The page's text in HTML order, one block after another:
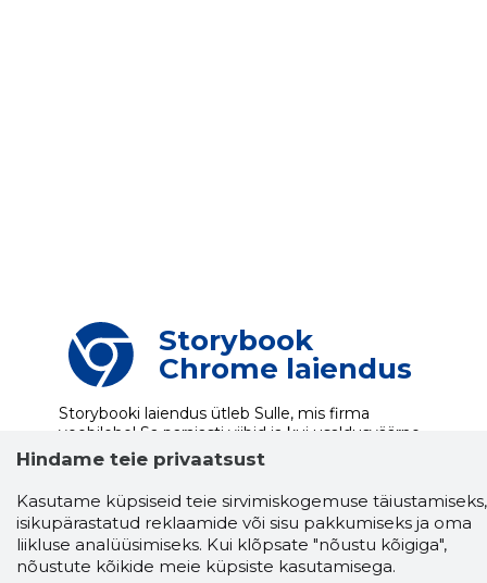
Storybook
Chrome laiendus
Storybooki laiendus ütleb Sulle, mis firma
veebilehel Sa parajasti viibid ja kui usaldusväärne
see firma täna on.LAADI LAIENDUS ALLA
Näed helistaja tausta!Storybooki Äpp toob
SinuniOTSEKONTAKTID400 000 Eesti
Hindame teie privaatsust
Kasutame küpsiseid teie sirvimiskogemuse täiustamiseks,
isikupärastatud reklaamide või sisu pakkumiseks ja oma
liikluse analüüsimiseks. Kui klõpsate "nõustu kõigiga",
nõustute kõikide meie küpsiste kasutamisega.